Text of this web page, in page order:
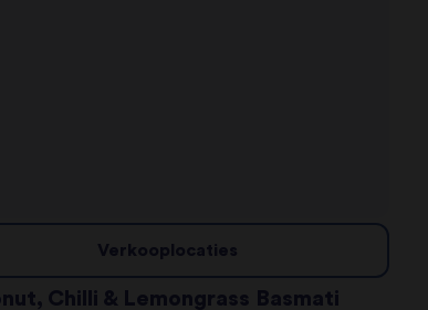
Verkooplocaties
Chilli & Lemongrass Basmati